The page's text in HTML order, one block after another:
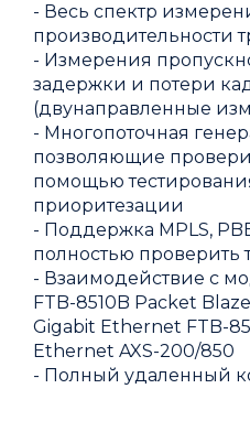
- Весь спектр
производительности
- Измерения
задержки и потери
(двунаправленные
- Многопоточная
позволяющие
помощью
приоритезации
- Поддержка MPLS,
полностью проверить
- Взаимодействие с
FTB-8510B Packet
Gigabit Ethernet FTB-
Ethernet AXS-200/850
- Полный удаленный